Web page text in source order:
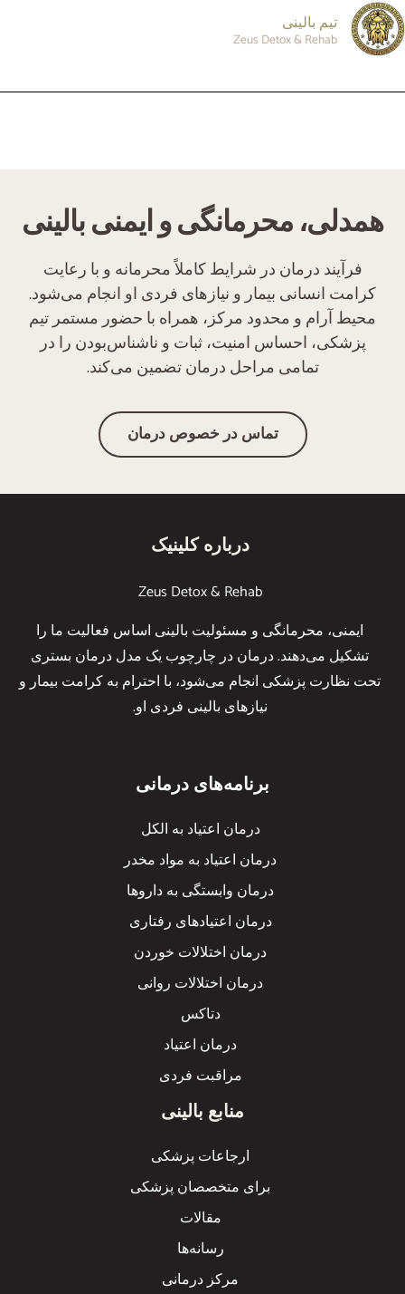
تیم بالینی
Zeus Detox & Rehab
همدلی، محرمانگی و ایمنی بالینی
فرآیند درمان در شرایط کاملاً محرمانه و با رعایت
کرامت انسانی بیمار و نیازهای فردی او انجام می‌شود.
محیط آرام و محدود مرکز، همراه با حضور مستمر تیم
پزشکی، احساس امنیت، ثبات و ناشناس‌بودن را در
تمامی مراحل درمان تضمین می‌کند.
تماس در خصوص درمان
درباره کلینیک
Zeus Detox & Rehab
ایمنی، محرمانگی و مسئولیت بالینی اساس فعالیت ما را
تشکیل می‌دهند. درمان در چارچوب یک مدل درمان بستری
تحت نظارت پزشکی انجام می‌شود، با احترام به کرامت بیمار و
نیازهای بالینی فردی او.
برنامه‌های درمانی
درمان اعتیاد به الکل
درمان اعتیاد به مواد مخدر
درمان وابستگی به داروها
درمان اعتیادهای رفتاری
درمان اختلالات خوردن
درمان اختلالات روانی
دتاکس
درمان اعتیاد
مراقبت فردی
منابع بالینی
ارجاعات پزشکی
برای متخصصان پزشکی
مقالات
رسانه‌ها
مرکز درمانی